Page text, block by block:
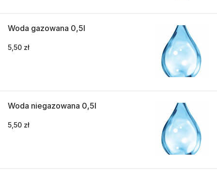
Woda gazowana 0,5l
5,50 zł
Woda niegazowana 0,5l
5,50 zł